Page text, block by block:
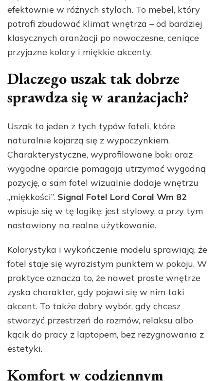
efektownie w różnych stylach. To mebel, który
potrafi zbudować klimat wnętrza – od bardziej
klasycznych aranżacji po nowoczesne, ceniące
przyjazne kolory i miękkie akcenty.
Dlaczego uszak tak dobrze
sprawdza się w aranżacjach?
Uszak to jeden z tych typów foteli, które
naturalnie kojarzą się z wypoczynkiem.
Charakterystyczne, wyprofilowane boki oraz
wygodne oparcie pomagają utrzymać wygodną
pozycję, a sam fotel wizualnie dodaje wnętrzu
„miękkości”. Signal Fotel Lord Coral Wm 82
wpisuje się w tę logikę: jest stylowy, a przy tym
nastawiony na realne użytkowanie.
Kolorystyka i wykończenie modelu sprawiają, że
fotel staje się wyrazistym punktem w pokoju. W
praktyce oznacza to, że nawet proste wnętrze
zyska charakter, gdy pojawi się w nim taki
akcent. To także dobry wybór, gdy chcesz
stworzyć przestrzeń do rozmów, relaksu albo
kącik do pracy z laptopem, bez rezygnowania z
estetyki.
Komfort w codziennym